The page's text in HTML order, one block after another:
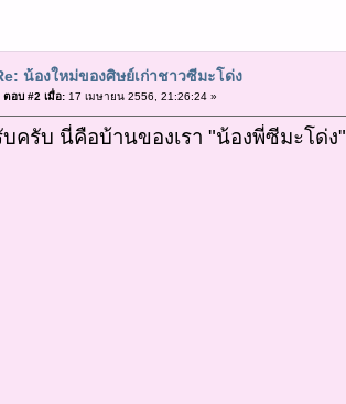
น้องใหม่ของศิษย์เก่าชาวซีมะโด่ง
ตอบ #2 เมื่อ:17 เมษายน 2556, 21:26:24 »
ครับ นี่คือบ้านของเรา "น้องพี่ซีมะโด่ง"